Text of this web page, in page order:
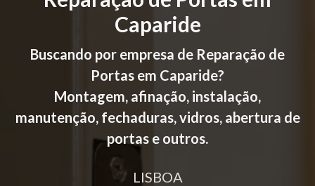
Caparide
Buscando por empresa de Reparação de
Portas em Caparide?
Montagem, afinação, instalação,
manutenção, fechaduras, vidros, abertura de
portas e outros.
LISBOA